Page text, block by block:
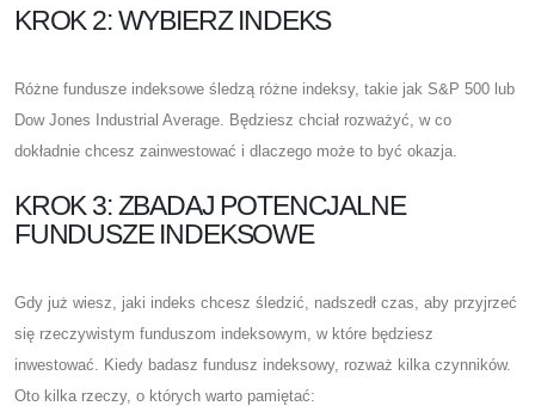
KROK 2: WYBIERZ INDEKS
Różne fundusze indeksowe śledzą różne indeksy, takie jak S&P 500 lub
Dow Jones Industrial Average. Będziesz chciał rozważyć, w co
dokładnie chcesz zainwestować i dlaczego może to być okazja.
KROK 3: ZBADAJ POTENCJALNE
FUNDUSZE INDEKSOWE
Gdy już wiesz, jaki indeks chcesz śledzić, nadszedł czas, aby przyjrzeć
się rzeczywistym funduszom indeksowym, w które będziesz
inwestować. Kiedy badasz fundusz indeksowy, rozważ kilka czynników.
Oto kilka rzeczy, o których warto pamiętać: